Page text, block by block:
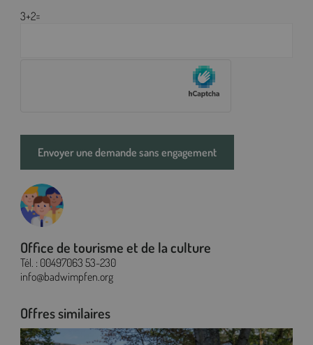
3+2=
Office de tourisme et de la culture
Tél. : 00497063 53-230
info@badwimpfen.org
Offres similaires